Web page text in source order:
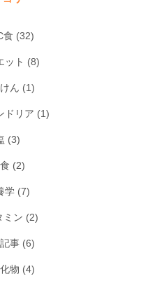
食 (32)
ット (8)
ん (1)
ドリア (1)
(3)
(2)
学 (7)
ミン (2)
事 (6)
物 (4)